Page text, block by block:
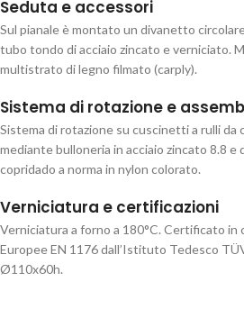
Seduta e accessori
Sul pianale è montato un divanetto
tubo tondo di acciaio zincato e verniciato.
multistrato di legno filmato (carply).
Sistema di rotazione e
Sistema di rotazione su cuscinetti a rulli da
mediante bulloneria in acciaio zincato 8.8
copridado a norma in nylon colorato.
Verniciatura e certificazioni
Verniciatura a forno a 180°C. Certificato in
Europee EN 1176 dall’Istituto Tedesco
Ø110x60h.